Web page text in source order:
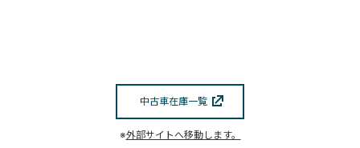
中古車在庫一覧
※外部サイトへ移動します。